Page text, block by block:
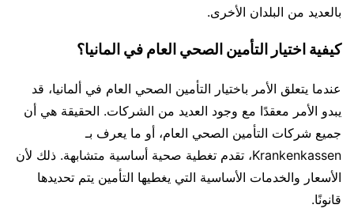
بالعديد من البلدان الأخرى.
كيفية اختيار التأمين الصحي العام في المانيا؟
عندما يتعلق الأمر باختيار التأمين الصحي العام في ألمانيا، قد
يبدو الأمر معقدًا مع وجود العديد من الشركات. الحقيقة هي أن
جميع شركات التأمين الصحي العام، أو ما يعرف بـ
Krankenkassen، تقدم تغطية صحية أساسية متشابهة. ذلك لأن
الأسعار والخدمات الأساسية التي يغطيها التأمين يتم تحديدها
قانونًا.